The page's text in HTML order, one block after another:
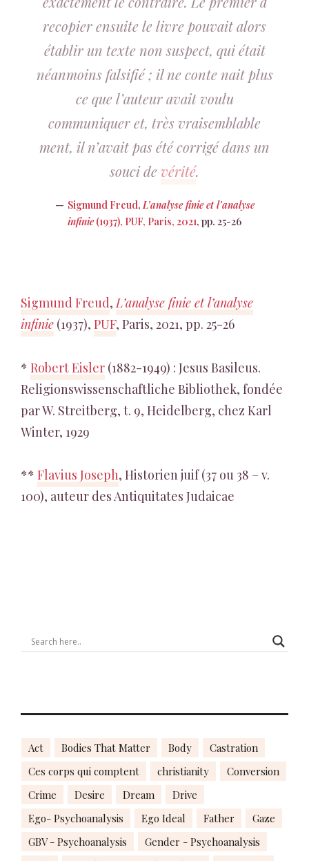
recopier ensuite le livre pouvait alors
établir un texte non suspect, qui était
néanmoins falsifié ; il ne conte nait plus
ce que l’auteur avait voulu
communiquer et, très vraisemblable
ment, il n’avait pas été corrigé dans un
souci devérité.
Sigmund Freud,L’analyse finie et l’analyse
infinie(1937), PUF, Paris, 2021, pp. 25-26
Sigmund Freud,L’analyse finie et l’analyse
infinie (1937), PUF, Paris, 2021, pp. 25-26
* Robert Eisler (1882-1949) : Jesus Basileus.
Religionswissenschaftliche Bibliothek, fondée
par W. Streitberg, t. 9, Heidelberg, chez Karl
Winter, 1929
** Flavius Joseph, Historien juif (37 ou 38 – v.
100), auteur des Antiquitates Judaicae
Act Bodies That Matter Body
Castration
Ces corps qui comptent
christianity
Conversion
Crime
Desire Dream
Drive
Ego- Psychoanalysis
Ego Ideal Father
Gaze
GBV - Psychoanalysis
Gender - Psychoanalysis